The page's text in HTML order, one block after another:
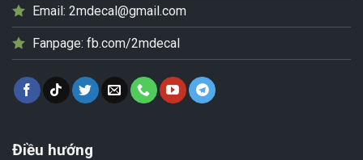
Email: 2mdecal@gmail.com
Fanpage: fb.com/2mdecal
Điều hướng